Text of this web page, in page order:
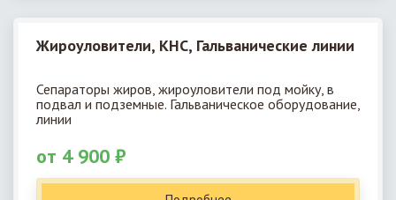
Жироуловители, КНС, Гальванические линии
Сепараторы жиров, жироуловители под мойку, в
подвал и подземные. Гальваническое оборудование,
линии
от 4 900 ₽